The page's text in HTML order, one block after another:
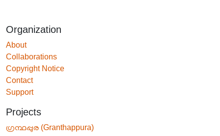
Organization
About
Collaborations
Copyright Notice
Contact
Support
Projects
ഗ്രന്ഥപ്പുര (Granthappura)